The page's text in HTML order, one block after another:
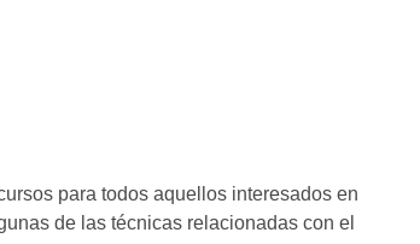
para todos aquellos interesados en
de las técnicas relacionadas con el